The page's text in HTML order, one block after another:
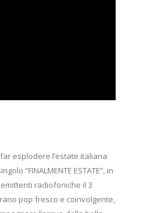
esplodere l’estate italiana
“FINALMENTE ESTATE”, in
radiofoniche il 3
pop fresco e coinvolgente,